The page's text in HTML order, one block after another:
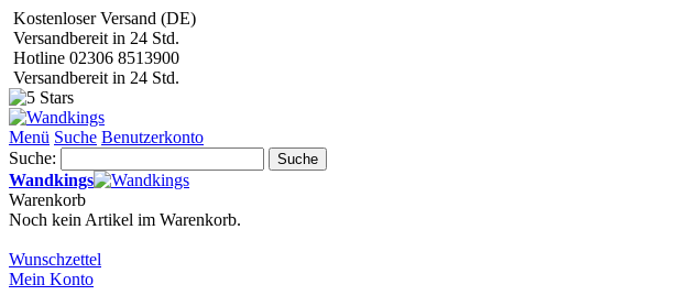
Kostenloser Versand (DE)
Versandbereit in 24 Std.
Hotline 02306 8513900
Versandbereit in 24 Std.
Menü Suche Benutzerkonto
Suche:
Suche
Wandkings
Warenkorb
Noch kein Artikel im Warenkorb.
Wunschzettel
Mein Konto